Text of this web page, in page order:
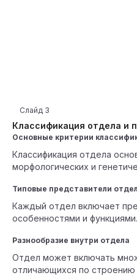
Классификация отдела и
Слайд 3
Основные критерии
Классификация отдела
морфологических и
Типовые представители
Каждый отдел включает
особенностями и функциями.
Разнообразие внутри отдела
Отдел может включать
отличающихся по строению